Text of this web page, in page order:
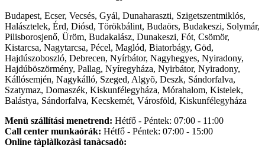
Budapest, Ecser, Vecsés, Gyál, Dunaharaszti, Szigetszentmiklós,
Halásztelek, Érd, Diósd, Törökbálint, Budaörs, Budakeszi, Solymár,
Pilisborosjenő, Üröm, Budakalász, Dunakeszi, Fót, Csömör,
Kistarcsa, Nagytarcsa, Pécel, Maglód, Biatorbágy, Göd,
Hajdúszoboszló, Debrecen, Nyírbátor, Nagyhegyes, Nyiradony,
Hajdúböszörmény, Pallag, Nyíregyháza, Nyirbátor, Nyiradony,
Kállósemjén, Nagykálló, Szeged, Algyõ, Deszk, Sándorfalva,
Szatymaz, Domaszék, Kiskunfélegyháza, Mórahalom, Kistelek,
Balástya, Sándorfalva, Kecskemét, Városföld, Kiskunfélegyháza
Menü szállítási menetrend: Hétfő - Péntek: 07:00 - 11:00
Call center munkaórák: Hétfő - Péntek: 07:00 - 15:00
Online tàplàlkozàsi tanàcsadò: